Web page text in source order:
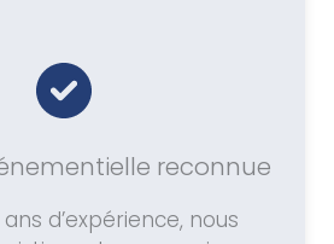
reconnue
ans d’expérience, nous